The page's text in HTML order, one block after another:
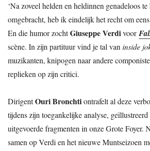
‘Na zoveel helden en heldinnen genadeloos te
omgebracht, heb ik eindelijk het recht om
En die humor zochtGiuseppe Verdivoor
scène. In zijn partituur vind je tal van inside
muzikanten, knipogen naar andere
replieken op zijn critici.
DirigentOuri Bronchtiontrafelt al deze
tijdens zijn toegankelijke analyse,
uitgevoerde fragmenten in onze Grote Foyer.
samen op Verdi en het nieuwe Muntseizoen